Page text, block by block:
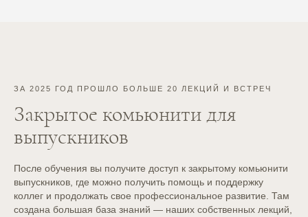
ЗА 2025 ГОД ПРОШЛО БОЛЬШЕ 20 ЛЕКЦИЙ И ВСТРЕЧ
Закрытое комьюнити для
выпускников
После обучения вы получите доступ к закрытому комьюнити
выпускников, где можно получить помощь и поддержку
коллег и продолжать свое профессиональное развитие. Там
создана большая база знаний — наших собственных лекций,
сертификат о
прослушивании курса, иной
вариант?
Полученный документ даёт
допуск к практике или это
теоретическая база?